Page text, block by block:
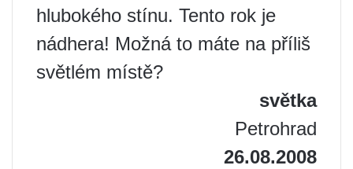
hlubokého stínu. Tento rok je
nádhera! Možná to máte na příliš
světlém místě?
světka
Petrohrad
26.08.2008